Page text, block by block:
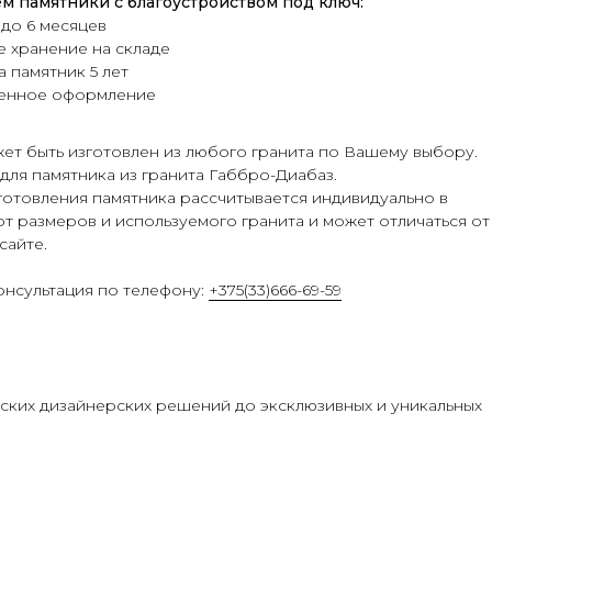
6 месяцев
хранение на складе
памятник 5 лет
оформление
быть изготовлен из любого гранита по Вашему выбору.
памятника из гранита Габбро-Диабаз.
памятника рассчитывается индивидуально в
размеров и используемого гранита и может отличаться от
по телефону: +375(33)666-69-59
дизайнерских решений до эксклюзивных и уникальных